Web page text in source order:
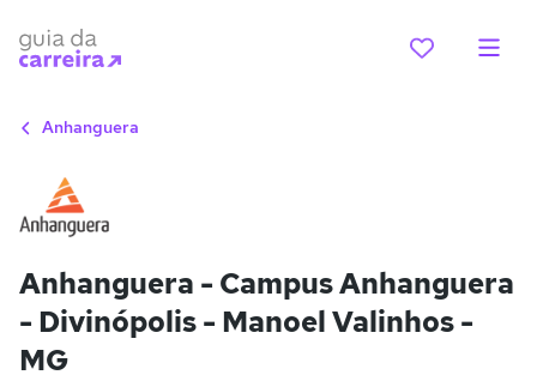
Anhanguera
Anhanguera - Campus Anhanguera
- Divinópolis - Manoel Valinhos -
MG